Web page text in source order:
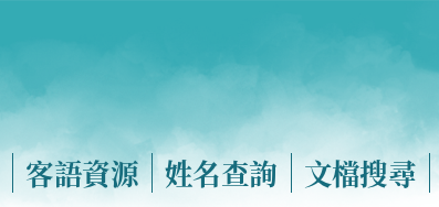
客語資源 姓名查詢 文檔搜尋